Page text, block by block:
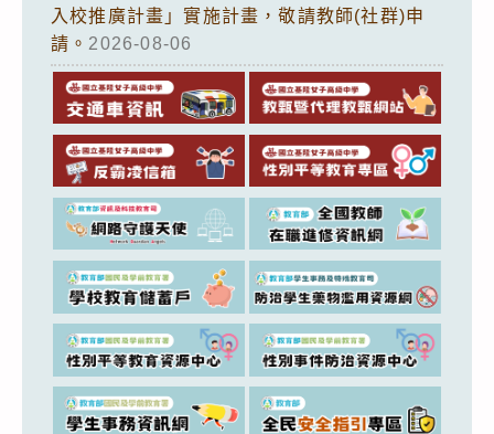
入校推廣計畫」實施計畫，敬請教師(社群)申
請。 2026-08-06